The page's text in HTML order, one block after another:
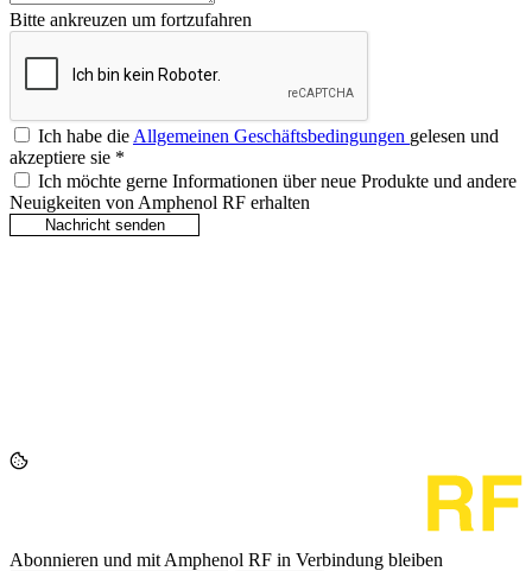
Bitte ankreuzen um fortzufahren
Ich habe dieAllgemeinen Geschäftsbedingungen gelesen und
akzeptiere sie *
Ich möchte gerne Informationen über neue Produkte und andere
Neuigkeiten von Amphenol RF erhalten
Abonnieren und mit Amphenol RF in Verbindung bleiben